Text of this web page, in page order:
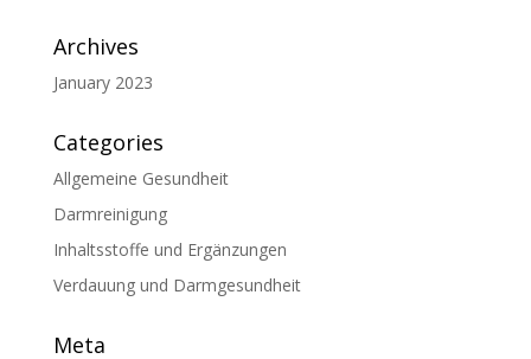
Archives
January 2023
Categories
Allgemeine Gesundheit
Darmreinigung
Inhaltsstoffe und Ergänzungen
Verdauung und Darmgesundheit
Meta